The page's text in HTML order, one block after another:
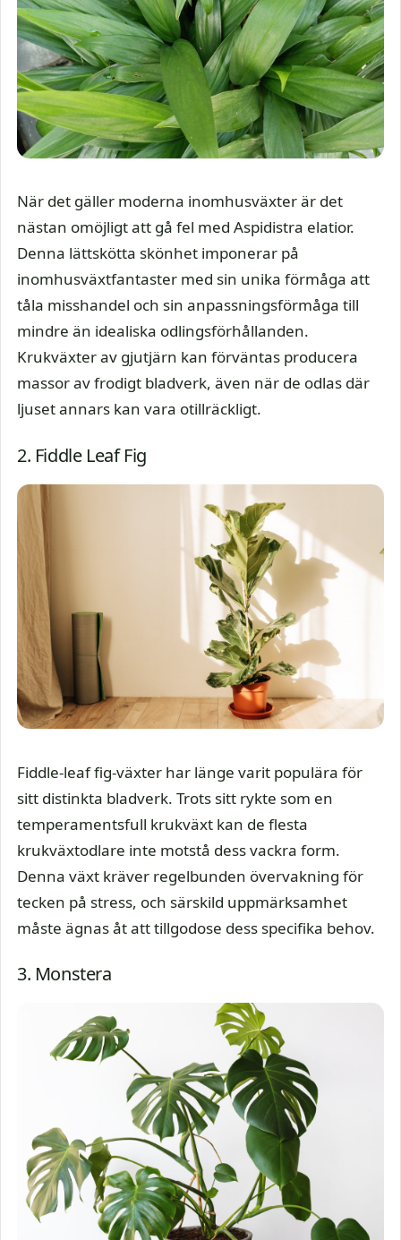
När det gäller moderna inomhusväxter är det
nästan omöjligt att gå fel med Aspidistra elatior.
Denna lättskötta skönhet imponerar på
inomhusväxtfantaster med sin unika förmåga att
tåla misshandel och sin anpassningsförmåga till
mindre än idealiska odlingsförhållanden.
Krukväxter av gjutjärn kan förväntas producera
massor av frodigt bladverk, även när de odlas där
ljuset annars kan vara otillräckligt.
2. Fiddle Leaf Fig
Fiddle-leaf fig-växter har länge varit populära för
sitt distinkta bladverk. Trots sitt rykte som en
temperamentsfull krukväxt kan de flesta
krukväxtodlare inte motstå dess vackra form.
Denna växt kräver regelbunden övervakning för
tecken på stress, och särskild uppmärksamhet
måste ägnas åt att tillgodose dess specifika behov.
3. Monstera